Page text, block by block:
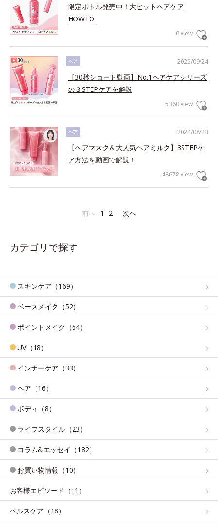
限定ボトル発売中！大ヒットヘアケア
HOWTO
0 view
2025/09/24
ヘア
【30秒ショート動画】No.1ヘアケアシリーズ
の３STEPケアを解説
5360 view
2024/08/23
ヘア
【ヘアマスク＆大人気ヘアミルク】3STEPケ
ア方法を動画で解説！
48678 view
前へ 1 2 次へ
カテゴリで探す
スキンケア（169）
ベースメイク（52）
ポイントメイク（64）
UV（18）
インナーケア（33）
ヘア（16）
ボディ（8）
ライフスタイル（23）
コラム&エッセイ（182）
お買い物情報（10）
お客様エピソード（11）
ヘルスケア（18）